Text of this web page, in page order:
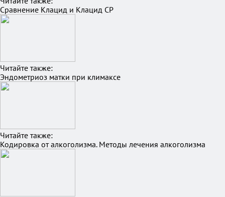
Сравнение Клацид и Клацид СР
Читайте также:
Эндометриоз матки при климаксе
Читайте также:
Кодировка от алкоголизма. Методы лечения алкоголизма